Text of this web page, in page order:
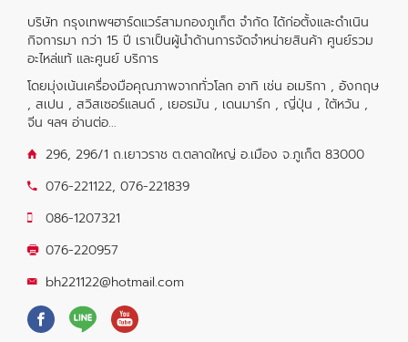
บริษัท กรุงเทพฯฮาร์ดแวร์สามกองภูเก็ต จำกัด ได้ก่อตั้งและดำเนิน
กิจการมา กว่า 15 ปี เราเป็นผู้นำด้านการจัดจำหน่ายสินค้า ศูนย์รวม
อะไหล่แท้ และศูนย์ บริการ
โดยมุ่งเน้นเครื่องมือคุณภาพจากทั่วโลก อาทิ เช่น อเมริกา , อังกฤษ
, สเปน , สวิสเซอร์แลนด์ , เยอรมัน , เดนมาร์ก , ญี่ปุ่น , ใต้หวัน ,
จีน ฯลฯ อ่านต่อ...
296, 296/1 ถ.เยาวราช ต.ตลาดใหญ่ อ.เมือง จ.ภูเก็ต 83000
076-221122, 076-221839
086-1207321
076-220957
bh221122@hotmail.com